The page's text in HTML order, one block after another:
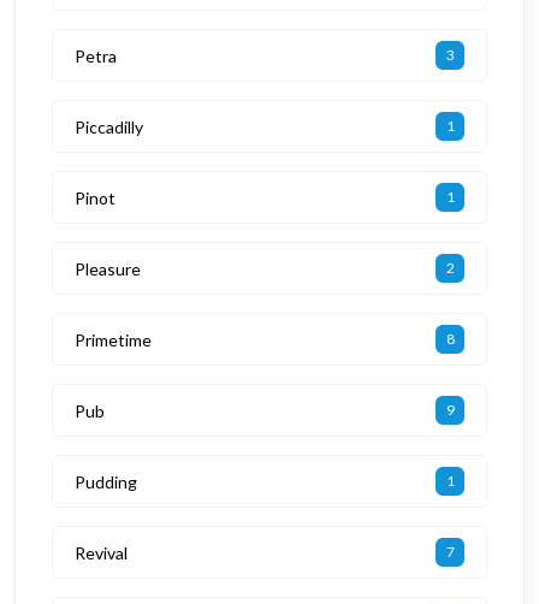
Petra 3
Piccadilly 1
Pinot 1
Pleasure 2
Primetime 8
Pub 9
Pudding 1
Revival 7